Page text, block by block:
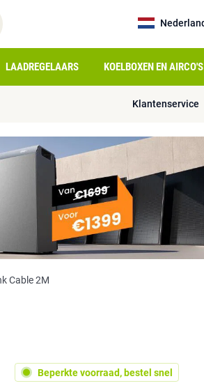
LAADREGELAARS KOELBOXEN EN AIRCO'S
Klantenservice
Cable 2M
Beperkte voorraad, bestel snel